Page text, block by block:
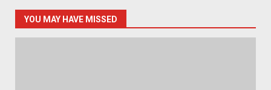
YOU MAY HAVE MISSED